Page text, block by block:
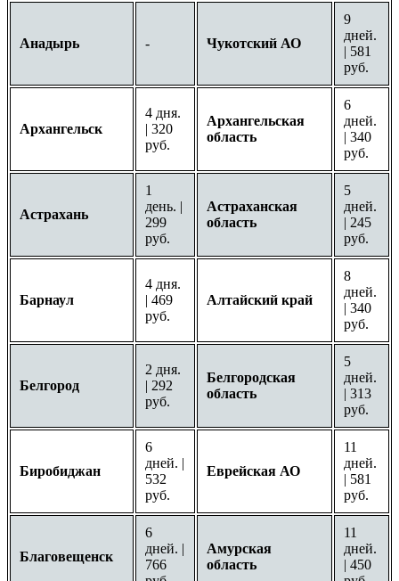
Анадырь - Чукотский АО
9
дней.
| 581
руб.
Архангельск
4 дня.
| 320
руб.
Архангельская
область
6
дней.
| 340
руб.
Астрахань
1
день. |
299
руб.
Астраханская
область
5
дней.
| 245
руб.
Барнаул
4 дня.
| 469
руб.
Алтайский край
8
дней.
| 340
руб.
Белгород
2 дня.
| 292
руб.
Белгородская
область
5
дней.
| 313
руб.
Биробиджан
6
дней. |
532
руб.
Еврейская АО
11
дней.
| 581
руб.
Благовещенск
6
дней. |
766
Амурская
область
11
дней.
| 450